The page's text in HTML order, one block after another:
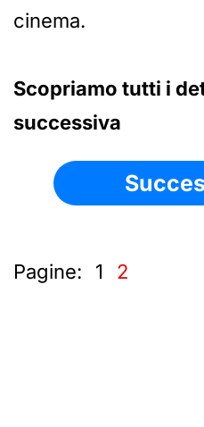
cinema.
Scopriamo tutti i
successiva
Pagine: 1 2